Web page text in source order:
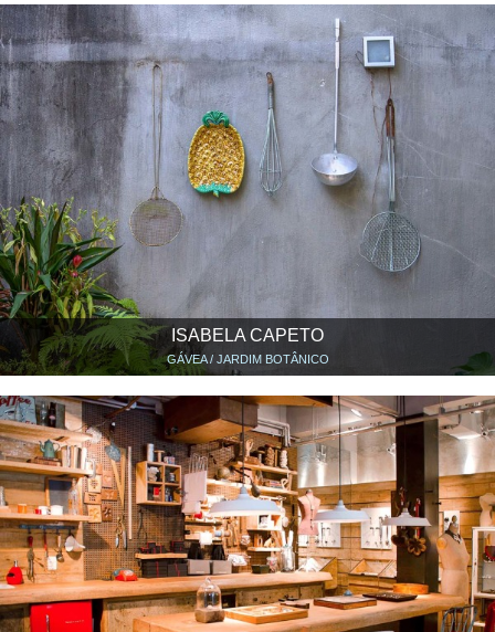
ISABELA CAPETO
GÁVEA / JARDIM BOTÂNICO